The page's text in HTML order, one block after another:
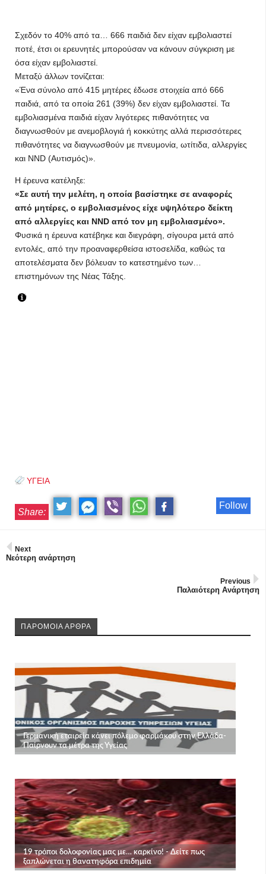
Σχεδόν το 40% από τα… 666 παιδιά δεν είχαν εμβολιαστεί
ποτέ, έτσι οι ερευνητές μπορούσαν να κάνουν σύγκριση με
όσα είχαν εμβολιαστεί.
Μεταξύ άλλων τονίζεται:
«Ένα σύνολο από 415 μητέρες έδωσε στοιχεία από 666
παιδιά, από τα οποία 261 (39%) δεν είχαν εμβολιαστεί. Τα
εμβολιασμένα παιδιά είχαν λιγότερες πιθανότητες να
διαγνωσθούν με ανεμοβλογιά ή κοκκύτης αλλά περισσότερες
πιθανότητες να διαγνωσθούν με πνευμονία, ωτίτιδα, αλλεργίες
και NND (Αυτισμός)».
Η έρευνα κατέληξε:
«Σε αυτή την μελέτη, η οποία βασίστηκε σε αναφορές
από μητέρες, ο εμβολιασμένος είχε υψηλότερο δείκτη
από αλλεργίες και NND από τον μη εμβολιασμένο».
Φυσικά η έρευνα κατέβηκε και διεγράφη, σίγουρα μετά από
εντολές, από την προαναφερθείσα ιστοσελίδα, καθώς τα
αποτελέσματα δεν βόλευαν το κατεστημένο των…
επιστημόνων της Νέας Τάξης.
ΥΓΕΙΑ
Follow
Share:
Next
Νεότερη ανάρτηση
Previous
Παλαιότερη Ανάρτηση
ΠΑΡΟΜΟΙΑ ΑΡΘΡΑ